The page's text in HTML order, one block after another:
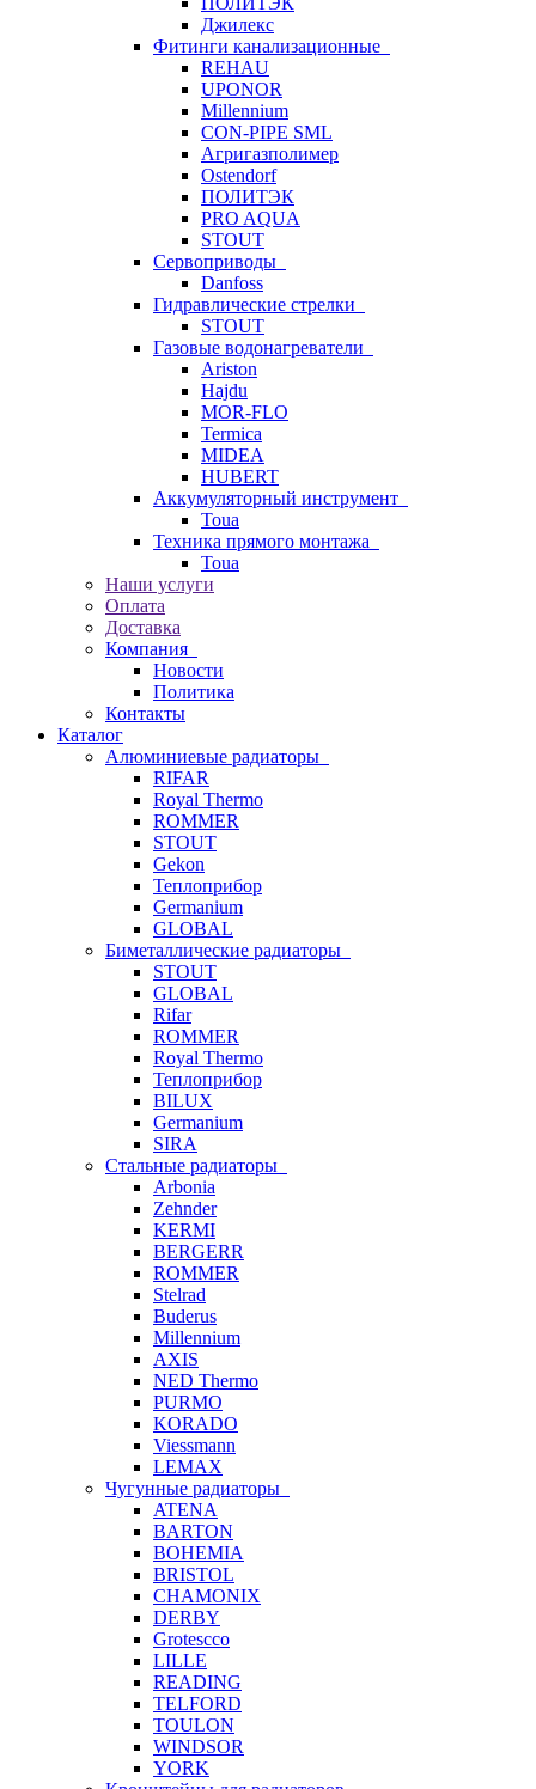
Джилекс
Фитинги канализационные
REHAU
UPONOR
Millennium
CON-PIPE SML
Агригазполимер
Ostendorf
ПОЛИТЭК
PRO AQUA
STOUT
Сервоприводы
Danfoss
Гидравлические стрелки
STOUT
Газовые водонагреватели
Ariston
Hajdu
MOR-FLO
Termica
MIDEA
HUBERT
Аккумуляторный инструмент
Toua
Техника прямого монтажа
Toua
Наши услуги
Оплата
Доставка
Компания
Новости
Политика
Контакты
Каталог
Алюминиевые радиаторы
RIFAR
Royal Thermo
ROMMER
STOUT
Gekon
Теплоприбор
Germanium
GLOBAL
Биметаллические радиаторы
STOUT
GLOBAL
Rifar
ROMMER
Royal Thermo
Теплоприбор
BILUX
Germanium
SIRA
Стальные радиаторы
Arbonia
Zehnder
KERMI
BERGERR
ROMMER
Stelrad
Buderus
Millennium
AXIS
NED Thermo
PURMO
KORADO
Viessmann
LEMAX
Чугунные радиаторы
ATENA
BARTON
BOHEMIA
BRISTOL
CHAMONIX
DERBY
Grotescco
LILLE
READING
TELFORD
TOULON
WINDSOR
YORK